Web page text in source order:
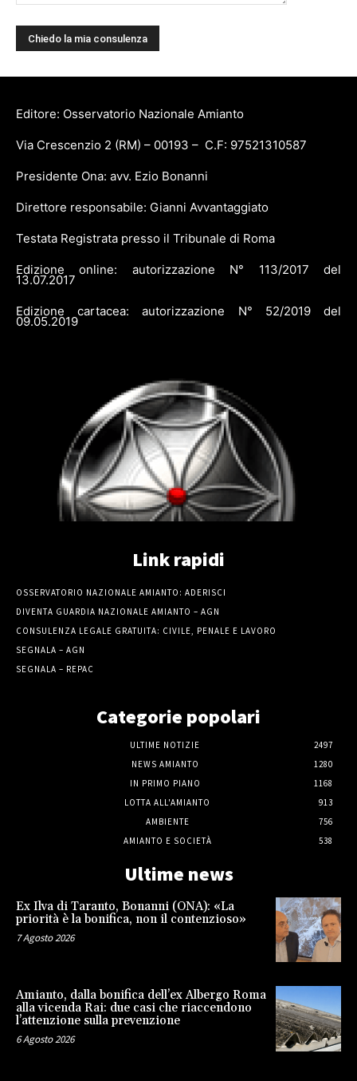
Editore: Osservatorio Nazionale Amianto
Via Crescenzio 2 (RM) – 00193 – C.F: 97521310587
Presidente Ona: avv. Ezio Bonanni
Direttore responsabile: Gianni Avvantaggiato
Testata Registrata presso il Tribunale di Roma
Edizione online: autorizzazione N° 113/2017 del
13.07.2017
Edizione cartacea: autorizzazione N° 52/2019 del
09.05.2019
Link rapidi
OSSERVATORIO NAZIONALE AMIANTO: ADERISCI
DIVENTA GUARDIA NAZIONALE AMIANTO – AGN
CONSULENZA LEGALE GRATUITA: CIVILE, PENALE E LAVORO
SEGNALA – AGN
SEGNALA – REPAC
Categorie popolari
ULTIME NOTIZIE
2497
NEWS AMIANTO
1280
IN PRIMO PIANO
1168
LOTTA ALL'AMIANTO
913
AMBIENTE
756
AMIANTO E SOCIETÀ
538
Ultime news
Ex Ilva di Taranto, Bonanni (ONA): «La
priorità è la bonifica, non il contenzioso»
7 Agosto 2026
Amianto, dalla bonifica dell’ex Albergo Roma
alla vicenda Rai: due casi che riaccendono
l’attenzione sulla prevenzione
6 Agosto 2026